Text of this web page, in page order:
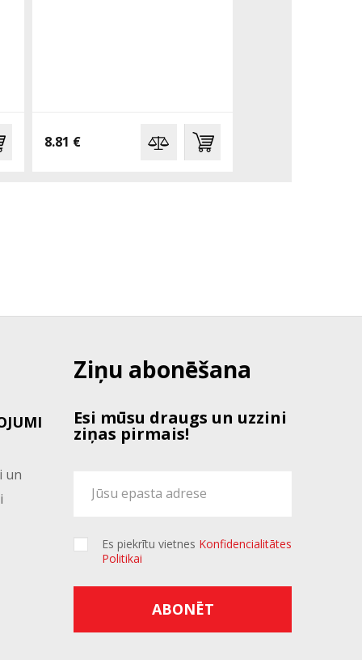
8.81 €
un
Ziņu abonēšana
Esi mūsu draugs un uzzini
ziņas pirmais!
Es piekrītu vietnes Konfidencialitātes
Politikai
ABONĒT